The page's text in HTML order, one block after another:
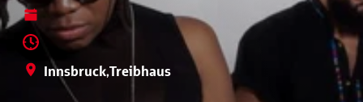
Innsbruck,Treibhaus